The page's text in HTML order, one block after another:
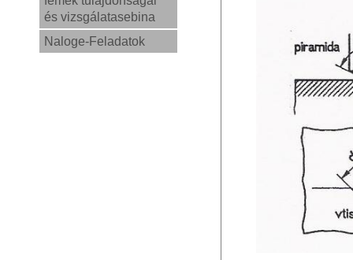
és vizsgálatasebina
Naloge-Feladatok